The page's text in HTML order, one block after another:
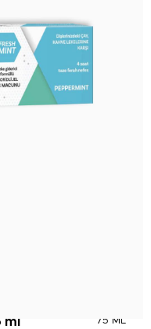
75 ML
ml